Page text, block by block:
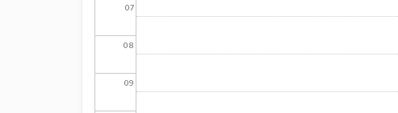
07
08
09